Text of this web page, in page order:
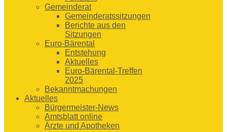
Gemeinderat
Gemeinderatssitzungen
Berichte aus den
Sitzungen
Euro-Bärental
Entstehung
Aktuelles
Euro-Bärental-Treffen
2025
Bekanntmachungen
Aktuelles
Bürgermeister-News
Amtsblatt online
Ärzte und Apotheken